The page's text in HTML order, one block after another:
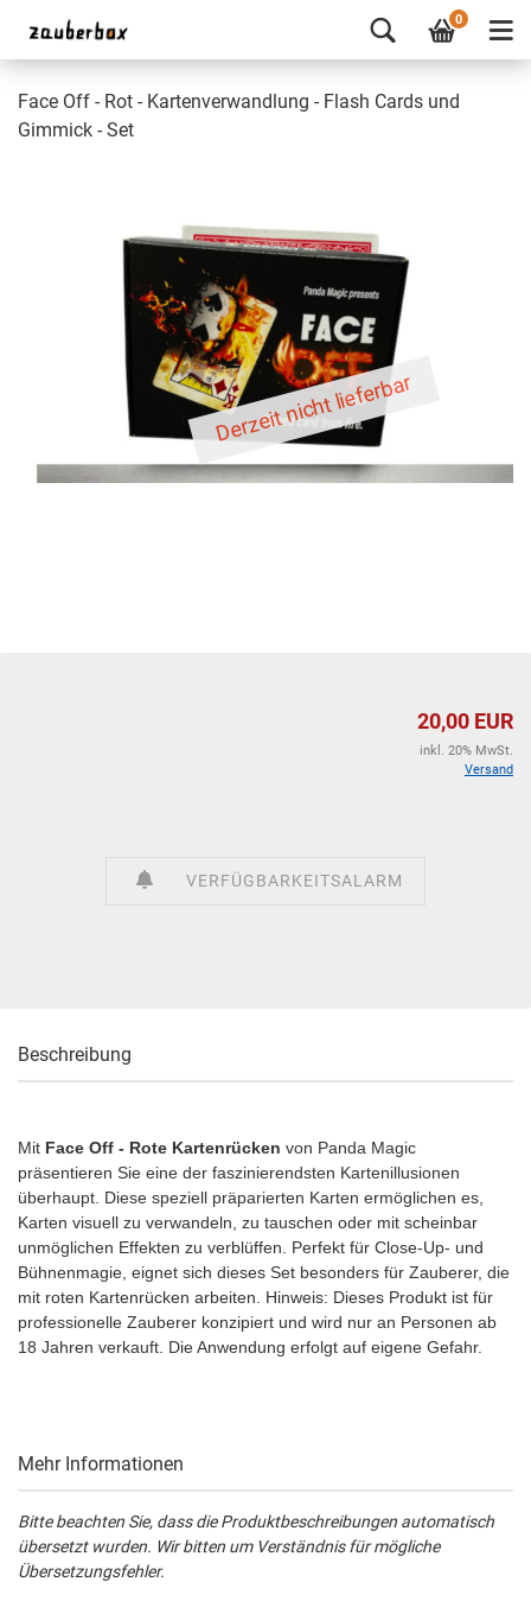
0
Face Off - Rot - Kartenverwandlung - Flash Cards und
Gimmick - Set
Derzeit nicht lieferbar
20,00 EUR
inkl. 20% MwSt.
Versand
VERFÜGBARKEITSALARM
Beschreibung
Mit Face Off - Rote Kartenrücken von Panda Magic
präsentieren Sie eine der faszinierendsten Kartenillusionen
überhaupt. Diese speziell präparierten Karten ermöglichen es,
Karten visuell zu verwandeln, zu tauschen oder mit scheinbar
unmöglichen Effekten zu verblüffen. Perfekt für Close-Up- und
Bühnenmagie, eignet sich dieses Set besonders für Zauberer, die
mit roten Kartenrücken arbeiten. Hinweis: Dieses Produkt ist für
professionelle Zauberer konzipiert und wird nur an Personen ab
18 Jahren verkauft. Die Anwendung erfolgt auf eigene Gefahr.
Mehr Informationen
Bitte beachten Sie, dass die Produktbeschreibungen automatisch
übersetzt wurden. Wir bitten um Verständnis für mögliche
Übersetzungsfehler.